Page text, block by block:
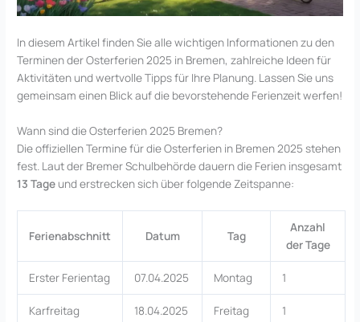
In diesem Artikel finden Sie alle wichtigen Informationen zu den
Terminen der Osterferien 2025 in Bremen, zahlreiche Ideen für
Aktivitäten und wertvolle Tipps für Ihre Planung. Lassen Sie uns
gemeinsam einen Blick auf die bevorstehende Ferienzeit werfen!
Wann sind die Osterferien 2025 Bremen?
Die offiziellen Termine für die Osterferien in Bremen 2025 stehen
fest. Laut der Bremer Schulbehörde dauern die Ferien insgesamt
13 Tage und erstrecken sich über folgende Zeitspanne:
Ferienabschnitt Datum Tag
Anzahl
der Tage
Erster Ferientag 07.04.2025 Montag 1
Karfreitag 18.04.2025 Freitag 1